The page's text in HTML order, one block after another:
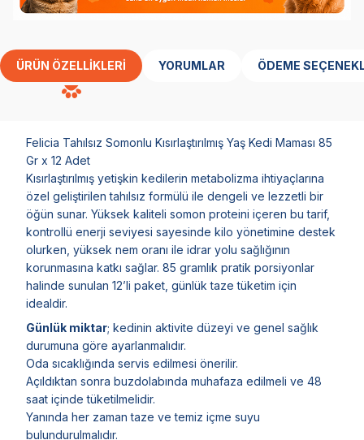
ÜRÜN ÖZELLIKLERI YORUMLAR ÖDEME
Felicia Tahılsız Somonlu Kısırlaştırılmış Yaş Kedi Maması 85
Gr x 12 Adet
Kısırlaştırılmış yetişkin kedilerin metabolizma ihtiyaçlarına
özel geliştirilen tahılsız formülü ile dengeli ve lezzetli bir
öğün sunar. Yüksek kaliteli somon proteini içeren bu tarif,
kontrollü enerji seviyesi sayesinde kilo yönetimine destek
olurken, yüksek nem oranı ile idrar yolu sağlığının
korunmasına katkı sağlar. 85 gramlık pratik porsiyonlar
halinde sunulan 12’li paket, günlük taze tüketim için
idealdir.
Günlük miktar; kedinin aktivite düzeyi ve genel sağlık
durumuna göre ayarlanmalıdır.
Oda sıcaklığında servis edilmesi önerilir.
Açıldıktan sonra buzdolabında muhafaza edilmeli ve 48
saat içinde tüketilmelidir.
Yanında her zaman taze ve temiz içme suyu
bulundurulmalıdır.